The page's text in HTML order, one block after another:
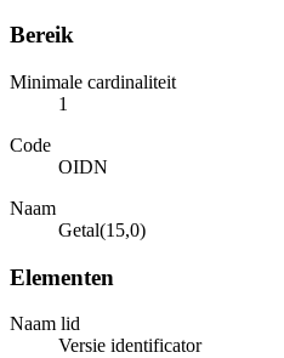
Bereik
Minimale cardinaliteit
1
Code
OIDN
Naam
Getal(15,0)
Elementen
Naam lid
Versie identificator